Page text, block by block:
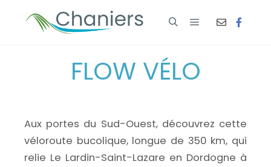
FLOW VÉLO
Aux portes du Sud-Ouest, découvrez cette
véloroute bucolique, longue de 350 km, qui
relie Le Lardin-Saint-Lazare en Dordogne à